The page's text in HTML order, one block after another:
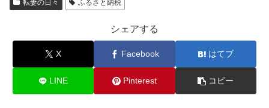
転妻の日々 ふるさと納税
シェアする
X Facebook はてブ
LINE Pinterest コピー